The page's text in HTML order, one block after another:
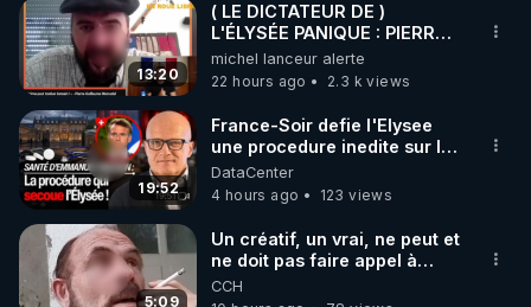
13:20
( LE DICTATEUR DE )
L'ÉLYSÉE PANIQUE : PIERRE
GUILLAUME MERCADAL
BALANCE TOUT
michel lanceur alerte
22 hours ago
2.3 k views
19:52
France-Soir defie l'Elysee
une procedure inedite sur la
sante du president - Nexus
DataCenter
4 hours ago
123 views
5:09
Un créatif, un vrai, ne peut et
ne doit pas faire appel à
l'intelligence artificielle
CCH